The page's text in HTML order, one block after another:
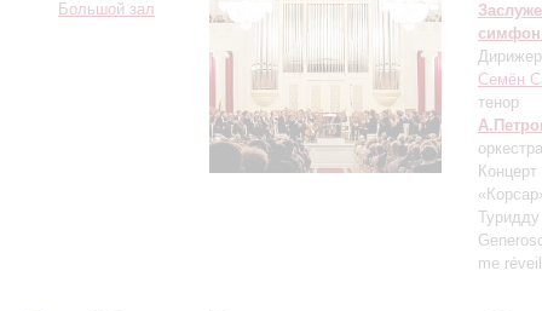
Большой зал
Семён
тенор
me